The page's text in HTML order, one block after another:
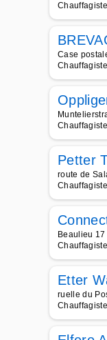
Case
Petter
route de
Beaulieu
Etter
ruelle du